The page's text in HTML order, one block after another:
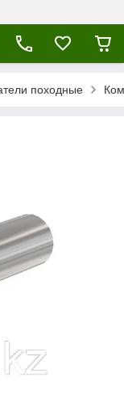
походные